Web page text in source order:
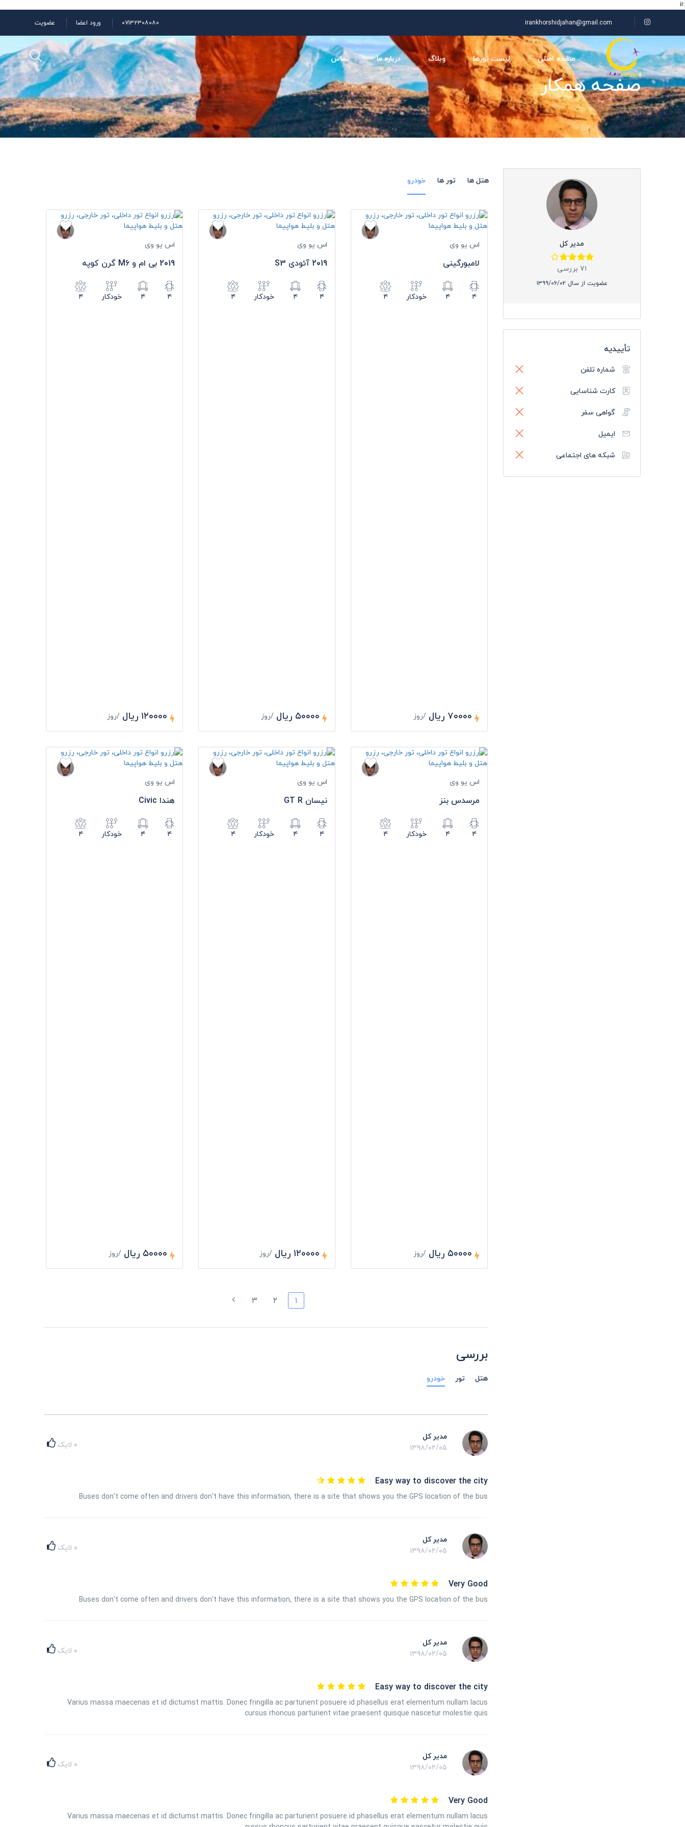
.ir
irankhorshidjahan@gmail.com ۰۷۱۳۲۳۰۸۰۸۰ ورود اعضا عضویت
صفحه اصلی لیست تورها وبلاگ درباره ما تماس
صفحه همکار
مدیر کل
۷۱ بررسی
عضویت از سال ۱۳۹۹/۰۶/۰۲
تأییدیه
شماره تلفن
کارت شناسایی
گواهی سفر
ایمیل
شبکه های اجتماعی
هتل ها تور ها خودرو
اس یو وی
لامبورگینی
۴ خودکار ۴ ۴
۷۰۰۰۰ ریال /روز
اس یو وی
2019 آئودی S3
۴ خودکار ۴ ۴
۵۰۰۰۰ ریال /روز
اس یو وی
2019 بی ام و M6 گرن کوپه
۴ خودکار ۴ ۴
۱۲۰۰۰۰ ریال /روز
اس یو وی
مرسدس بنز
۴ خودکار ۴ ۴
۵۰۰۰۰ ریال /روز
اس یو وی
نیسان GT R
۴ خودکار ۴ ۴
۱۲۰۰۰۰ ریال /روز
اس یو وی
هندا Civic
۴ خودکار ۴ ۴
۵۰۰۰۰ ریال /روز
۱ ۲ ۳
بررسی
هتل تور خودرو
مدیر کل
۱۳۹۸/۰۲/۰۵
۰ لایک
Easy way to discover the city
Buses don't come often and drivers don't have this information, there is a site that shows you the GPS location of the bus
مدیر کل
۱۳۹۸/۰۲/۰۵
۰ لایک
Very Good
Buses don't come often and drivers don't have this information, there is a site that shows you the GPS location of the bus
مدیر کل
۱۳۹۸/۰۲/۰۵
۰ لایک
Easy way to discover the city
Varius massa maecenas et id dictumst mattis. Donec fringilla ac parturient posuere id phasellus erat elementum nullam lacus
cursus rhoncus parturient vitae praesent quisque nascetur molestie quis
مدیر کل
۱۳۹۸/۰۲/۰۵
۰ لایک
Very Good
Varius massa maecenas et id dictumst mattis. Donec fringilla ac parturient posuere id phasellus erat elementum nullam lacus